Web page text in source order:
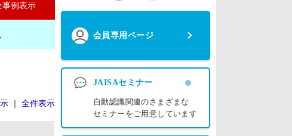
事例表示
｜ 全件表示
会員専用ページ
JAISAセミナー
自動認識関連のさまざまな
セミナーをご用意しています